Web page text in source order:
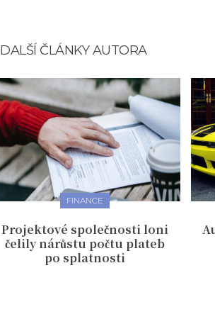
DALŠÍ ČLÁNKY AUTORA
FINANCE
Projektové společnosti loni
čelily nárůstu počtu plateb
po splatnosti